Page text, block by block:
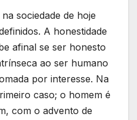
sociedade de hoje
A honestidade
afinal se ser honesto
ao ser humano
por interesse. Na
caso; o homem é
com o advento de